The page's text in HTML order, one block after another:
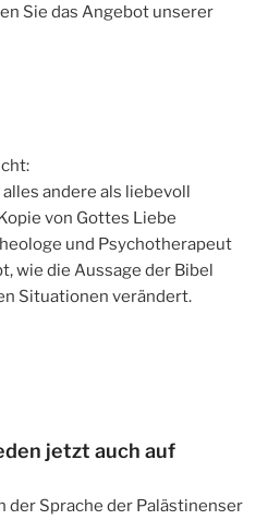
Sie das Angebot unserer
andere als liebevoll
von Gottes Liebe
und Psychotherapeut
wie die Aussage der Bibel
Situationen verändert.
jetzt auch auf
der Sprache der Palästinenser